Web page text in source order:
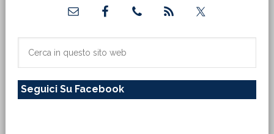
primaria
sito
Seguici Su Facebook